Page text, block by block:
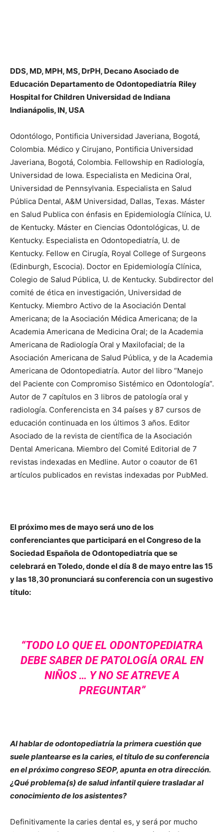
DDS, MD, MPH, MS, DrPH, Decano Asociado de
Educación Departamento de Odontopediatría Riley
Hospital for Children Universidad de Indiana
Indianápolis, IN, USA
Odontólogo, Pontificia Universidad Javeriana, Bogotá,
Colombia. Médico y Cirujano, Pontificia Universidad
Javeriana, Bogotá, Colombia. Fellowship en Radiología,
Universidad de Iowa. Especialista en Medicina Oral,
Universidad de Pennsylvania. Especialista en Salud
Pública Dental, A&M Universidad, Dallas, Texas. Máster
en Salud Publica con énfasis en Epidemiología Clínica, U.
de Kentucky. Máster en Ciencias Odontológicas, U. de
Kentucky. Especialista en Odontopediatría, U. de
Kentucky. Fellow en Cirugía, Royal College of Surgeons
(Edinburgh, Escocia). Doctor en Epidemiología Clínica,
Colegio de Salud Pública, U. de Kentucky. Subdirector del
comité de ética en investigación, Universidad de
Kentucky. Miembro Activo de la Asociación Dental
Americana; de la Asociación Médica Americana; de la
Academia Americana de Medicina Oral; de la Academia
Americana de Radiología Oral y Maxilofacial; de la
Asociación Americana de Salud Pública, y de la Academia
Americana de Odontopediatría. Autor del libro “Manejo
del Paciente con Compromiso Sistémico en Odontología”.
Autor de 7 capítulos en 3 libros de patología oral y
radiología. Conferencista en 34 países y 87 cursos de
educación continuada en los últimos 3 años. Editor
Asociado de la revista de científica de la Asociación
Dental Americana. Miembro del Comité Editorial de 7
revistas indexadas en Medline. Autor o coautor de 61
artículos publicados en revistas indexadas por PubMed.
El próximo mes de mayo será uno de los
conferenciantes que participará en el Congreso de la
Sociedad Española de Odontopediatría que se
celebrará en Toledo, donde el día 8 de mayo entre las 15
y las 18,30 pronunciará su conferencia con un sugestivo
título:
“TODO LO QUE EL ODONTOPEDIATRA
DEBE SABER DE PATOLOGÍA ORAL EN
NIÑOS … Y NO SE ATREVE A
PREGUNTAR”
Al hablar de odontopediatría la primera cuestión que
suele plantearse es la caries, el título de su conferencia
en el próximo congreso SEOP, apunta en otra dirección.
¿Qué problema(s) de salud infantil quiere trasladar al
conocimiento de los asistentes?
Definitivamente la caries dental es, y será por mucho